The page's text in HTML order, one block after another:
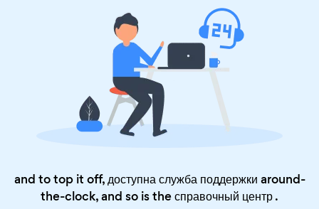
and to top it off, доступна служба поддержки around-
the-clock, and so is theсправочный центр.